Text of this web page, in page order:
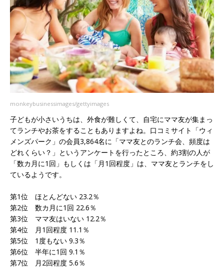
monkeybusinessimages/gettyimages
子どもが小さいうちは、外食が難しくて、自宅にママ友が集まっ
てランチやお茶をすることもありますよね。口コミサイト「ウィ
メンズパーク」の会員3,864名に「ママ友とのランチ会、頻度は
どれくらい？」というアンケートを行ったところ、約3割の人が
「数カ月に1回」もしくは「月1回程度」は、ママ友とランチをし
ているようです。
第1位 ほとんどない 23.2％
第2位 数カ月に1回 22.6％
第3位 ママ友はいない 12.2％
第4位 月1回程度 11.1％
第5位 1度もない 9.3％
第6位 半年に1回 9.1％
第7位 月2回程度 5.6％